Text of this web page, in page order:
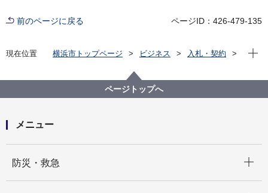
前のページに戻る ページID：426-479-135
現在位置 横浜市トップページ ビジネス
入札・契約
（※終了しました。）成人用肺炎球菌ワクチン予防接
種個別通知作業委託
現在
ページトップへ
メニュー
防災・救急